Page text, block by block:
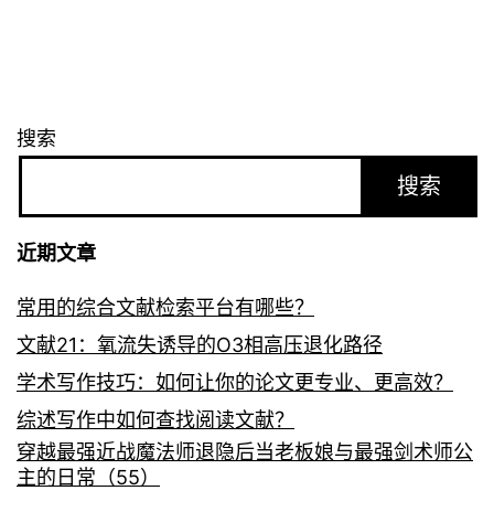
搜索
搜索
近期文章
常用的综合文献检索平台有哪些？
文献21：氧流失诱导的O3相高压退化路径
学术写作技巧：如何让你的论文更专业、更高效？
综述写作中如何查找阅读文献？
穿越最强近战魔法师退隐后当老板娘与最强剑术师公
主的日常（55）